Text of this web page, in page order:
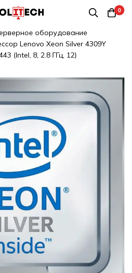
0
оборудование
Lenovo Xeon Silver 4309Y
(Intel, 8, 2.8 ГГц, 12)